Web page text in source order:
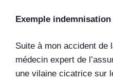
Exemple
Suite à mon accident de
médecin expert de
une vilaine cicatrice sur